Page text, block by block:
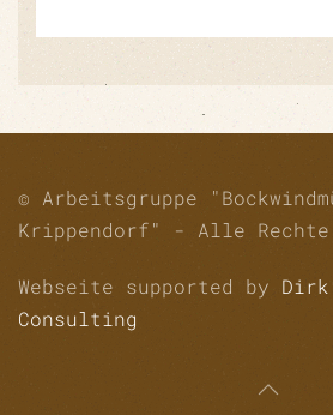
© Arbeitsgruppe
Krippendorf" - Alle
Webseite supported by Dirk
Consulting